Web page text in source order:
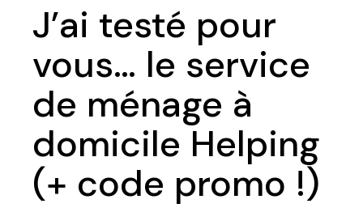
J’ai testé pour
vous… le service
de ménage à
domicile Helping
(+ code promo !)